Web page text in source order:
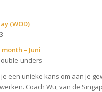
(WOD)
– Juni
unders
je een unieke kans om aan je
Coach Wu, van de